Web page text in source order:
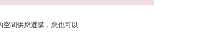
間供您選購，您也可以